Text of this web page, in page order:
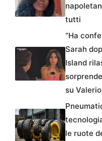
tutti
“Ha
Sarah
Island
su Valerio
le ruote